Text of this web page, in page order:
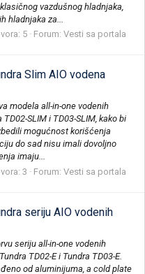
vazdušnog hladnjaka,
hladnjaka za...
5 Forum: Vesti sa portala
Slim AIO vodena
modela all-in-one vodenih
SLIM i TD03-SLIM, kako bi
mogućnost korišćenja
do sad nisu imali dovoljno
imaju...
3 Forum: Vesti sa portala
seriju AIO vodenih
seriju all-in-one vodenih
TD02-E i Tundra TD03-E.
od aluminijuma, a cold plate